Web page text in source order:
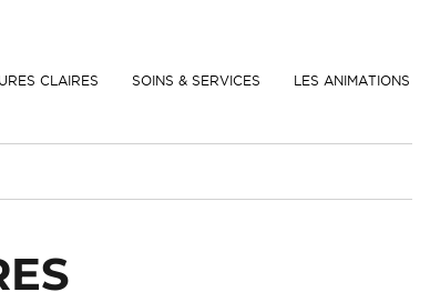
CLAIRES SOINS & SERVICES LES ANIMATIONS